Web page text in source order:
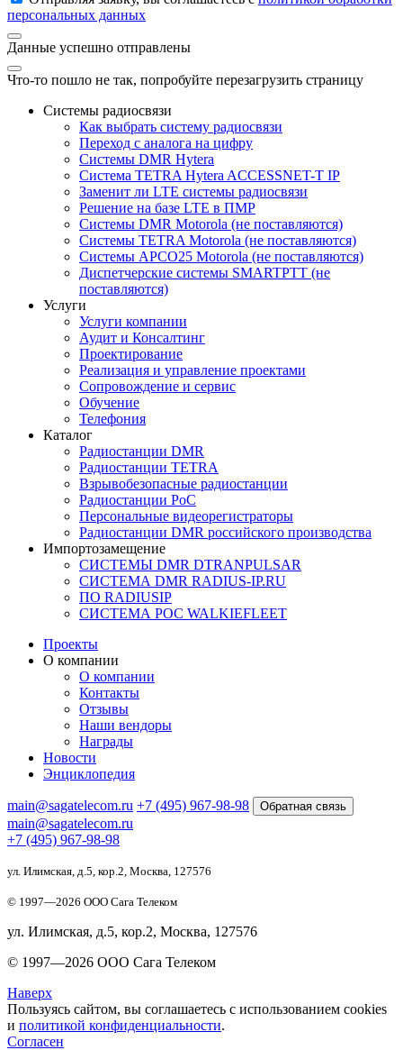
персональных данных
Данные успешно отправлены
Что-то пошло не так, попробуйте перезагрузить страницу
Системы радиосвязи
Как выбрать систему радиосвязи
Переход с аналога на цифру
Системы DMR Hytera
Система TETRA Hytera ACCESSNET-T IP
Заменит ли LTE системы радиосвязи
Решение на базе LTE в ПМР
Системы DMR Motorola (не поставляются)
Системы TETRA Motorola (не поставляются)
Системы APCO25 Motorola (не поставляются)
Диспетчерские системы SMARTPTT (не
поставляются)
Услуги
Услуги компании
Аудит и Консалтинг
Проектирование
Реализация и управление проектами
Сопровождение и сервис
Обучение
Телефония
Каталог
Радиостанции DMR
Радиостанции TETRA
Взрывобезопасные радиостанции
Радиостанции PoC
Персональные видеорегистраторы
Радиостанции DMR российского производства
Импортозамещение
СИСТЕМЫ DMR DTRANPULSAR
СИСТЕМА DMR RADIUS-IP.RU
ПО RADIUSIP
CИСТЕМА POC WALKIEFLEET
Проекты
О компании
О компании
Контакты
Отзывы
Наши вендоры
Награды
Новости
Энциклопедия
main@sagatelecom.ru +7 (495) 967-98-98 Обратная связь
main@sagatelecom.ru
+7 (495) 967-98-98
ул. Илимская, д.5, кор.2, Москва, 127576
© 1997—2026 ООО Сага Телеком
ул. Илимская, д.5, кор.2, Москва, 127576
© 1997—2026 ООО Сага Телеком
Наверх
Пользуясь сайтом, вы соглашаетесь с использованием cookies
и политикой конфиденциальности.
Согласен